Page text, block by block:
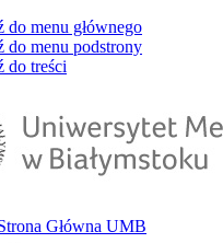
do menu głównego
do menu podstrony
do treści
Główna UMB